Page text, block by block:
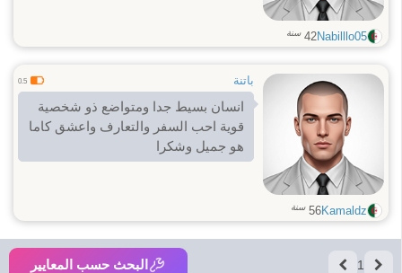
Nabilllo05
42 سنة
باتنة 0.5
انسان بسيط جدا ومتواضع ذو شخصية
قوية احب السفر والتعارف واعشق كاما
هو جميل وشكرا
Kamaldz
56 سنة
1 البحث حسب المعايير